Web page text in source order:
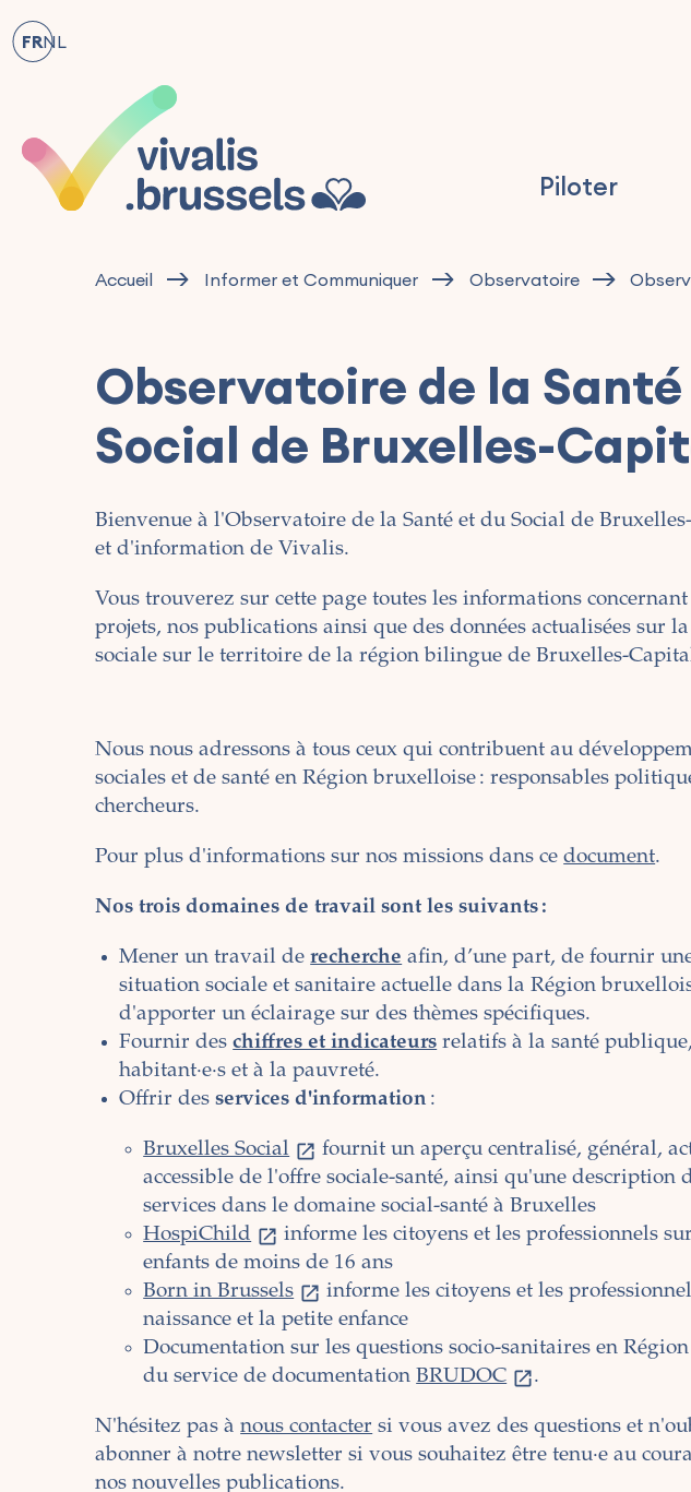
FRNL
Piloter
Accueil Informer et Communiquer Observatoire
Observatoire de la
Social de Bruxelles-
Bienvenue à l'Observatoire de la Santé et du Social de
et d'information de Vivalis.
Vous trouverez sur cette page toutes les informations
projets, nos publications ainsi que des données actualisées sur
sociale sur le territoire de la région bilingue de Bruxelles-
Nous nous adressons à tous ceux qui contribuent au
sociales et de santé en Région bruxelloise : responsables
chercheurs.
Pour plus d'informations sur nos missions dans cedocument.
Nos trois domaines de travail sont les suivants :
Mener un travail derecherche afin, d’une part, de fournir
situation sociale et sanitaire actuelle dans la Région
d'apporter un éclairage sur des thèmes spécifiques.
Fournir deschiffres et indicateurs relatifs à la santé
habitant·e·s et à la pauvreté.
Offrir desservices d'information :
Bruxelles Social
fournit un aperçu centralisé, général,
accessible de l'offre sociale-santé, ainsi qu'une description
services dans le domaine social-santé à Bruxelles
HospiChild
informe les citoyens et les professionnels
enfants de moins de 16 ans
Born in Brussels
informe les citoyens et les
naissance et la petite enfance
Documentation sur les questions socio-sanitaires en
du service de documentation BRUDOC .
N'hésitez pas ànous contacter si vous avez des questions et
abonner à notre newsletter si vous souhaitez être tenu·e au
nos nouvelles publications.